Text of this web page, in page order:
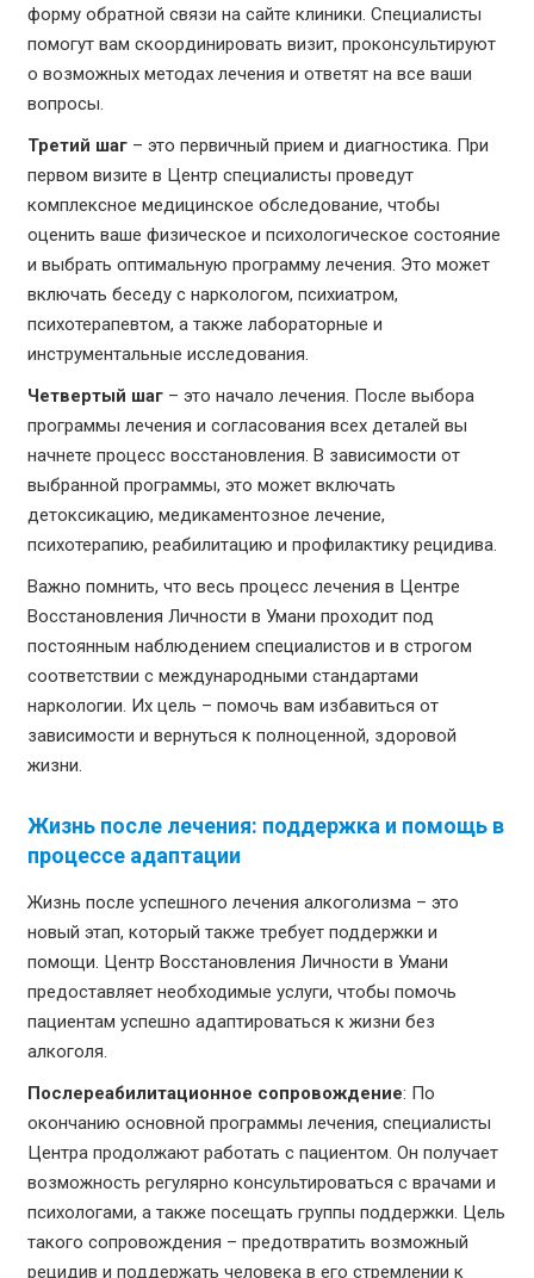
форму обратной связи на сайте клиники. Специалисты
помогут вам скоординировать визит, проконсультируют
о возможных методах лечения и ответят на все ваши
вопросы.
Третий шаг– это первичный прием и диагностика. При
первом визите в Центр специалисты проведут
комплексное медицинское обследование, чтобы
оценить ваше физическое и психологическое состояние
и выбрать оптимальную программу лечения. Это может
включать беседу с наркологом, психиатром,
психотерапевтом, а также лабораторные и
инструментальные исследования.
Четвертый шаг– это начало лечения. После выбора
программы лечения и согласования всех деталей вы
начнете процесс восстановления. В зависимости от
выбранной программы, это может включать
детоксикацию, медикаментозное лечение,
психотерапию, реабилитацию и профилактику рецидива.
Важно помнить, что весь процесс лечения в Центре
Восстановления Личности в Умани проходит под
постоянным наблюдением специалистов и в строгом
соответствии с международными стандартами
наркологии. Их цель – помочь вам избавиться от
зависимости и вернуться к полноценной, здоровой
жизни.
Жизнь после лечения: поддержка и помощь в
процессе адаптации
Жизнь после успешного лечения алкоголизма – это
новый этап, который также требует поддержки и
помощи. Центр Восстановления Личности в Умани
предоставляет необходимые услуги, чтобы помочь
пациентам успешно адаптироваться к жизни без
алкоголя.
Послереабилитационное сопровождение: По
окончанию основной программы лечения, специалисты
Центра продолжают работать с пациентом. Он получает
возможность регулярно консультироваться с врачами и
психологами, а также посещать группы поддержки. Цель
такого сопровождения – предотвратить возможный
рецидив и поддержать человека в его стремлении к